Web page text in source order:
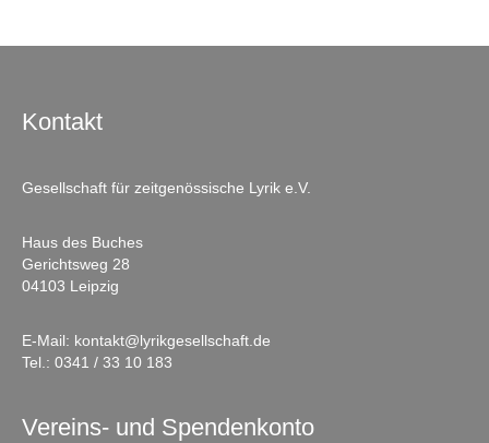
Kontakt
Gesellschaft für zeitgenössische Lyrik e.V.
Haus des Buches
Gerichtsweg 28
04103 Leipzig
E-Mail: kontakt@lyrikgesellschaft.de
Tel.: 0341 / 33 10 183
Vereins- und Spendenkonto